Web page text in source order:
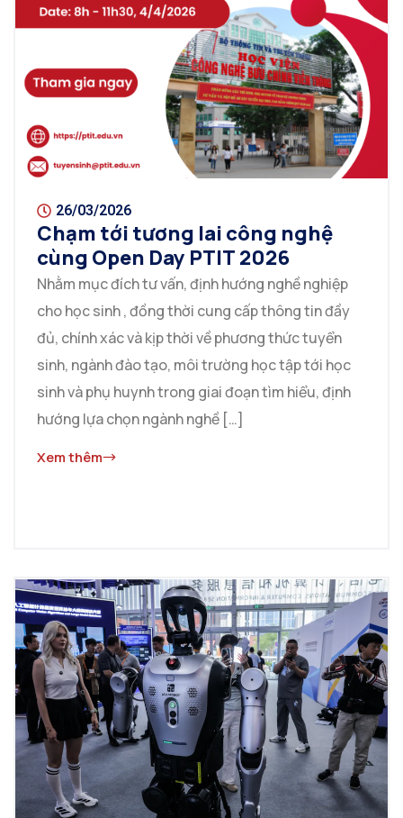
26/03/2026
Chạm tới tương lai công nghệ
cùng Open Day PTIT 2026
Nhằm mục đích tư vấn, định hướng nghề nghiệp
cho học sinh , đồng thời cung cấp thông tin đầy
đủ, chính xác và kịp thời về phương thức tuyển
sinh, ngành đào tạo, môi trường học tập tới học
sinh và phụ huynh trong giai đoạn tìm hiểu, định
hướng lựa chọn ngành nghề […]
Xem thêm